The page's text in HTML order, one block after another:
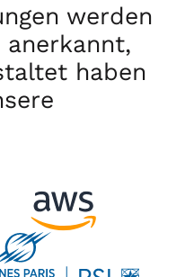
werden
anerkannt,
haben